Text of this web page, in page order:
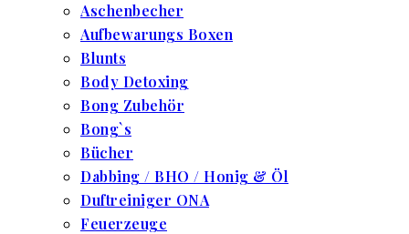
Aschenbecher
Aufbewarungs Boxen
Blunts
Body Detoxing
Bong Zubehör
Bong`s
Bücher
Dabbing / BHO / Honig & Öl
Duftreiniger ONA
Feuerzeuge